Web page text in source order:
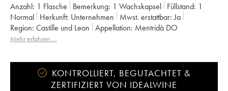
Anzahl: 1 Flasche Bemerkung: 1 Wachskapsel Füllstand: 1
Normal
Herkunft: unternehmen Mwst. erstattbar: ja
Region:
Castille und Leon Appellation: Mentridà DO
Mehr erfahren …
KONTROLLIERT, BEGUTACHTET &
ZERTIFIZIERT VON IDEALWINE